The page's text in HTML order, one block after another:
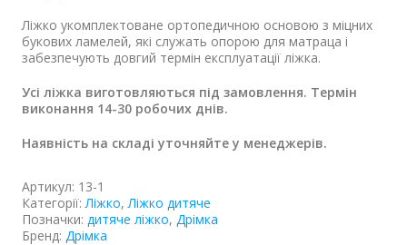
Ліжко укомплектоване ортопедичною основою з міцних
букових ламелей, які служать опорою для матраца і
забезпечують довгий термін експлуатації ліжка.
Усі ліжка виготовляються під замовлення. Термін
виконання 14-30 робочих днів.
Наявність на складі уточняйте у менеджерів.
Артикул: 13-1
Категорії: Ліжко, Ліжко дитяче
Позначки: дитяче ліжко, Дрімка
Бренд: Дрімка